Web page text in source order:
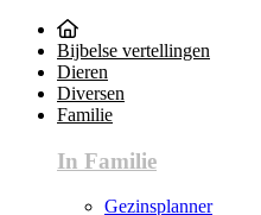
Bijbelse vertellingen
Dieren
Diversen
Familie
In Familie
Gezinsplanner